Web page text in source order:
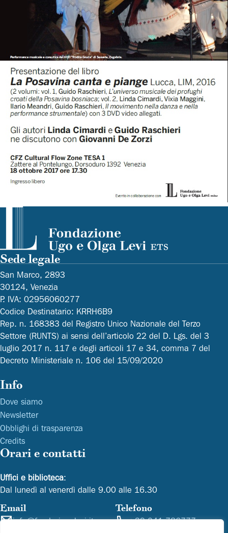
Sede legale
San Marco, 2893
30124, Venezia
P. IVA: 02956060277
Codice Destinatario: KRRH6B9
Rep. n. 168383 del Registro Unico Nazionale del Terzo
Settore (RUNTS) ai sensi dell’articolo 22 del D. Lgs. del 3
luglio 2017 n. 117 e degli articoli 17 e 34, comma 7 del
Decreto Ministeriale n. 106 del 15/09/2020
Info
Dove siamo
Newsletter
Obblighi di trasparenza
Credits
Orari e contatti
Uffici e biblioteca:
Dal lunedì al venerdì dalle 9.00 alle 16.30
Email
info@fondazionelevi.it
Telefono
+39 041 786777